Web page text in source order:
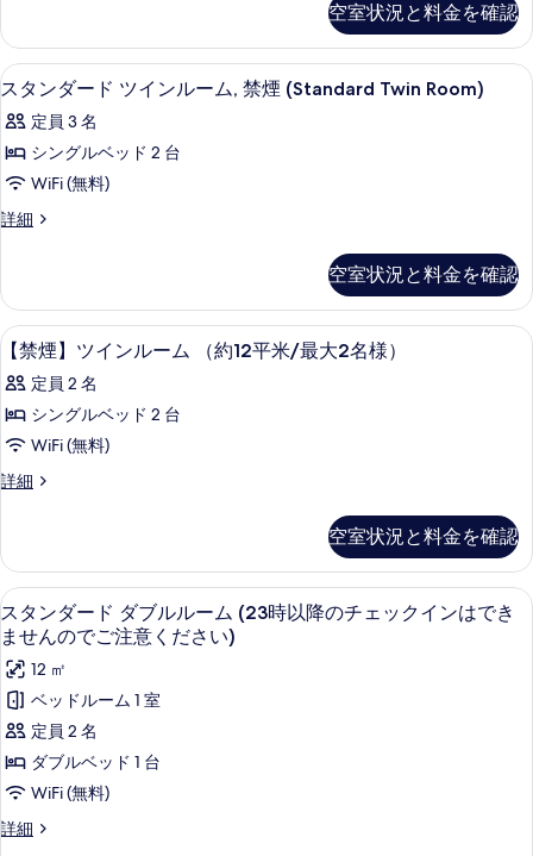
条
件
ブ
ル
ル
ー
ム,
禁
煙
Room)
の
す
べ
て
の
写
表
示
す
る
ー
ド
ダ
ル
ル
ム,
禁
煙
Room)
詳
細
空室状況と料金を確認
ス
タ
ン
ダ
ド
イ
ン
ル
ー
ム,
禁
煙
Room)
の
す
べ
て
の
写
真
を
表
3
スタンダード ツインルーム, 禁煙 (Standard Twin Room)
定員 3 名
シングルベッド 2 台
WiFi (無料)
詳細
ス
ー
ド
ツ
ン
ル
ム,
禁
煙
Room)
詳
細
空室状況と料金を確認
【禁
煙】
ツ
イ
ル
ム
（約
12
平
米/
最
大
2
名
様）
1
【禁煙】ツインルーム （約12平米/最大2名様）
定員 2 名
シングルベッド 2 台
WiFi (無料)
詳細
【禁
ン
ル
ー
ム
（約
12
平
米/
最
大
名
様）
の
空室状況と料金を確認
ス
タ
ン
ダ
ー
ド
ダ
ブ
スタンダード ダブルルーム (23時以
4
スタンダード ダブルルーム (23時以降のチェックインはでき
ませんのでご注意ください)
12 ㎡
ベッドルーム 1 室
定員 2 名
ダブルベッド 1 台
WiFi (無料)
詳細
ス